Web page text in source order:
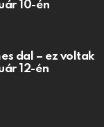
10-én
dal – ez voltak
12-én